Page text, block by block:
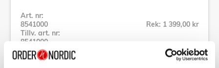
Art. nr:
8541000
Tillv. art. nr:
8541000
Rek: 1 399,00 kr
Se alla produkter inom Severin